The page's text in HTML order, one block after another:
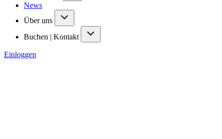
News
Über uns
Buchen | Kontakt
Einloggen